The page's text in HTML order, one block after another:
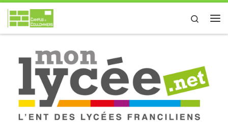
Passer au contenu
Search